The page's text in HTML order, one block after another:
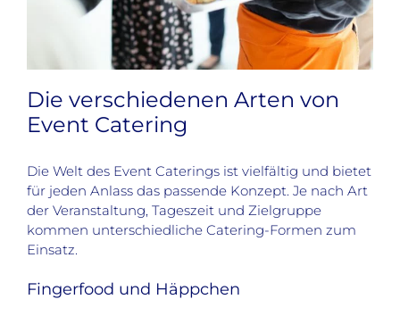
Die verschiedenen Arten von
Event Catering
Die Welt des Event Caterings ist vielfältig und bietet
für jeden Anlass das passende Konzept. Je nach Art
der Veranstaltung, Tageszeit und Zielgruppe
kommen unterschiedliche Catering-Formen zum
Einsatz.
Fingerfood und Häppchen